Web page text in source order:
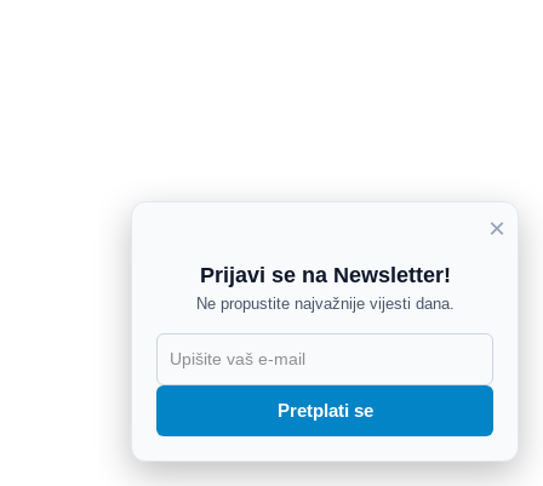
×
Prijavi se na Newsletter!
Ne propustite najvažnije vijesti dana.
Pretplati se